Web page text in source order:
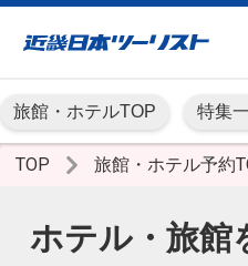
旅館・ホテルTOP 特集
TOP 旅館・ホテル予約
ホテル・旅館